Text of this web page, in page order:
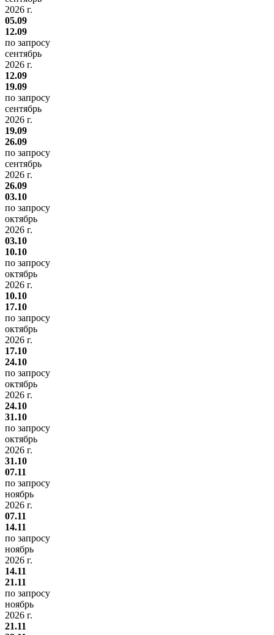
2026 г.
05.09
12.09
по запросу
сентябрь
2026 г.
12.09
19.09
по запросу
сентябрь
2026 г.
19.09
26.09
по запросу
сентябрь
2026 г.
26.09
03.10
по запросу
октябрь
2026 г.
03.10
10.10
по запросу
октябрь
2026 г.
10.10
17.10
по запросу
октябрь
2026 г.
17.10
24.10
по запросу
октябрь
2026 г.
24.10
31.10
по запросу
октябрь
2026 г.
31.10
07.11
по запросу
ноябрь
2026 г.
07.11
14.11
по запросу
ноябрь
2026 г.
14.11
21.11
по запросу
ноябрь
2026 г.
21.11